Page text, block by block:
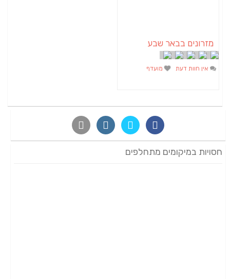
מזרונים בבאר שבע
אין חוות דעת מועדף
חסויות במיקומים מתחלפים